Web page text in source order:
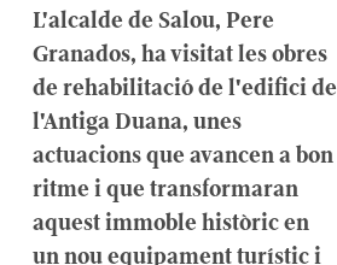
L'alcalde de Salou, Pere
Granados, ha visitat les obres
de rehabilitació de l'edifici de
l'Antiga Duana, unes
actuacions que avancen a bon
ritme i que transformaran
aquest immoble històric en
un nou equipament turístic i